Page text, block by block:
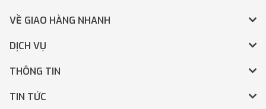
VỀ GIAO HÀNG NHANH
DỊCH VỤ
THÔNG TIN
TIN TỨC